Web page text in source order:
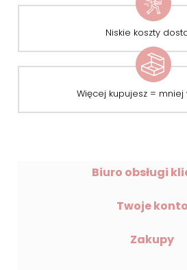
Niskie koszty
Więcej kupujesz = mniej
Biuro obsługi
Twoje konto
Zakupy